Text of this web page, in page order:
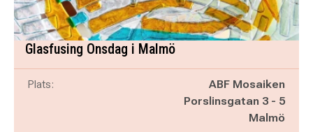
Glasfusing Onsdag i Malmö
Plats:
ABF Mosaiken
Porslinsgatan 3 - 5
Malmö